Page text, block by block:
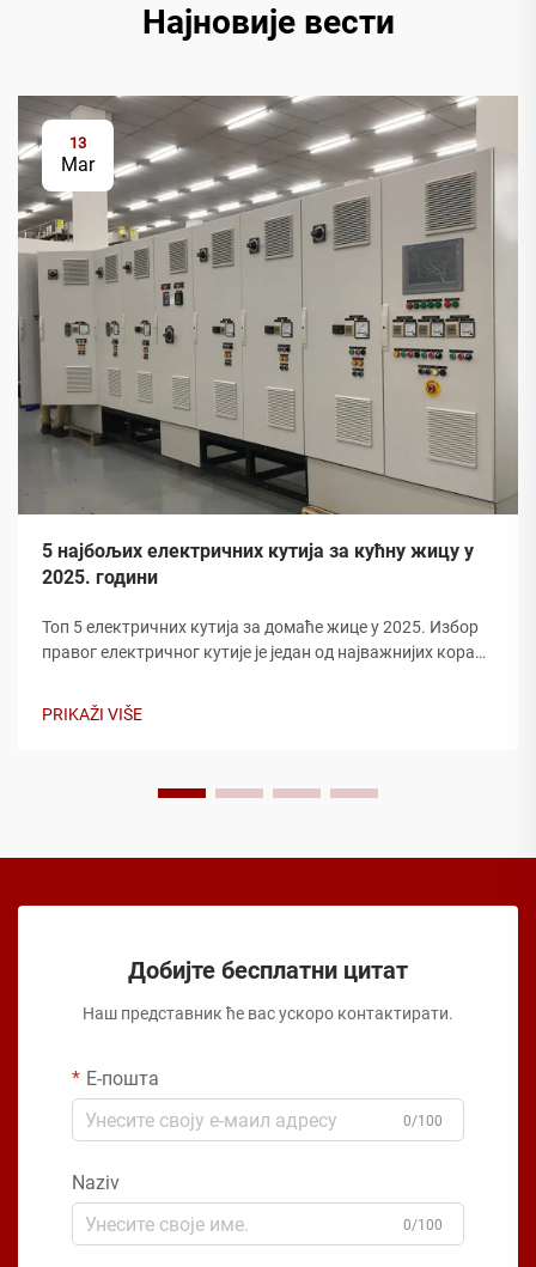
Најновије вести
13
Mar
5 најбољих електричних кутија за кућну жицу у
2025. години
Топ 5 електричних кутија за домаће жице у 2025. Избор
правог електричног кутије је један од најважнијих корака
жичне везе, спречавају опасност од пожара и осигурају
PRIKAŽI VIŠE
Добијте бесплатни цитат
Наш представник ће вас ускоро контактирати.
Е-пошта
0/100
Naziv
0/100